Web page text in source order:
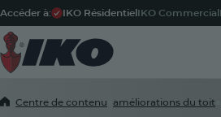
Accéder à: IKO RésidentielIKO Commercial
Centre de contenu améliorations du toit